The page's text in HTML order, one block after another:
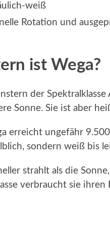
weiß
Rotation und
ist Wega?
der
Sonne. Sie ist aber
erreicht ungefähr
sondern weiß bis
strahlt als die
verbraucht sie